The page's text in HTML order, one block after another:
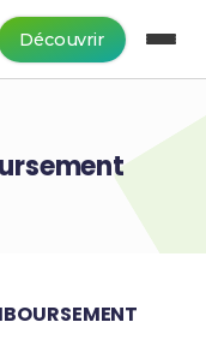
Découvrir